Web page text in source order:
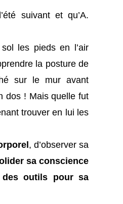
suivant et qu’A.
les pieds en l’air
la posture de
sur le mur avant
dos ! Mais quelle fut
trouver en lui les
, d’observer sa
sa conscience
des outils pour sa